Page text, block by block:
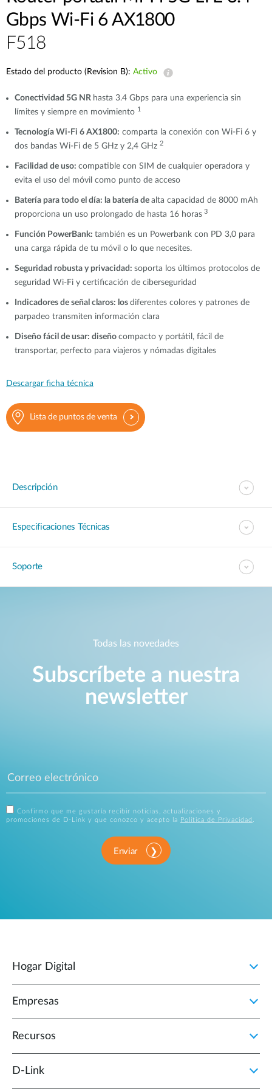
Gbps Wi-Fi 6 AX1800
F518
Estado del producto (Revision B): Activo
Conectividad 5G NR hasta 3.4 Gbps para una experiencia sin
límites y siempre en movimiento 1
Tecnología Wi-Fi 6 AX1800: comparta la conexión con Wi-Fi 6 y
dos bandas Wi-Fi de 5 GHz y 2,4 GHz 2
Facilidad de uso: compatible con SIM de cualquier operadora y
evita el uso del móvil como punto de acceso
Batería para todo el día: la batería de alta capacidad de 8000 mAh
proporciona un uso prolongado de hasta 16 horas 3
Función PowerBank: también es un Powerbank con PD 3,0 para
una carga rápida de tu móvil o lo que necesites.
Seguridad robusta y privacidad: soporta los últimos protocolos de
seguridad Wi-Fi y certificación de ciberseguridad
Indicadores de señal claros: los diferentes colores y patrones de
parpadeo transmiten información clara
Diseño fácil de usar: diseño compacto y portátil, fácil de
transportar, perfecto para viajeros y nómadas digitales
Descargar ficha técnica
Lista de puntos de venta
Descripción
Especificaciones Técnicas
Soporte
Todas las novedades
Subscríbete a nuestra
newsletter
Confirmo que me gustaría recibir noticias, actualizaciones y
promociones de D-Link y que conozco y acepto la
Política de Privacidad .
Enviar
Hogar Digital
Empresas
Recursos
D‑Link